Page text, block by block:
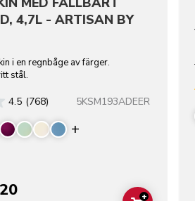
4,7L - ARTISAN BY
i en regnbåge av färger.
stål.
4.5 (768) 5KSM193ADEER
Display more
+